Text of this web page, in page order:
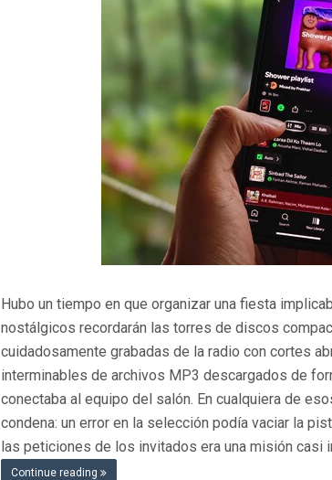
Hubo un tiempo en que organizar una fiesta
nostálgicos recordarán las torres de discos
cuidadosamente grabadas de la radio con cortes
interminables de archivos MP3 descargados de
conectaba al equipo del salón. En cualquiera de
condena: un error en la selección podía vaciar la
las peticiones de los invitados era una misión
Continue reading